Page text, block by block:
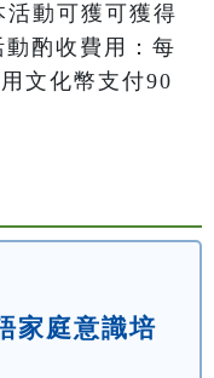
動可獲可獲得
酌收費用：每
文化幣支付90
家庭意識培